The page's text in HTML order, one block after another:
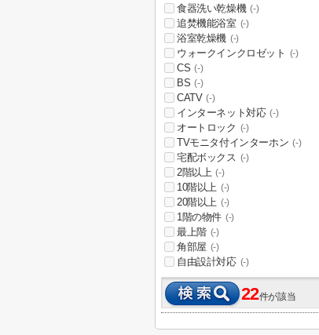
食器洗い乾燥機 (-)
追焚機能浴室 (-)
浴室乾燥機 (-)
ウォークインクロゼット (-)
CS (-)
BS (-)
CATV (-)
インターネット対応 (-)
オートロック (-)
TVモニタ付インターホン (-)
宅配ボックス (-)
2階以上 (-)
10階以上 (-)
20階以上 (-)
1階の物件 (-)
最上階 (-)
角部屋 (-)
自由設計対応 (-)
22件が該当